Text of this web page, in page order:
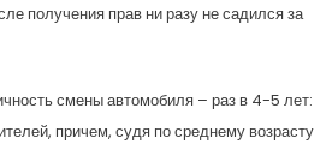
получения прав ни разу не садился за
смены автомобиля – раз в 4-5 лет:
причем, судя по среднему возрасту